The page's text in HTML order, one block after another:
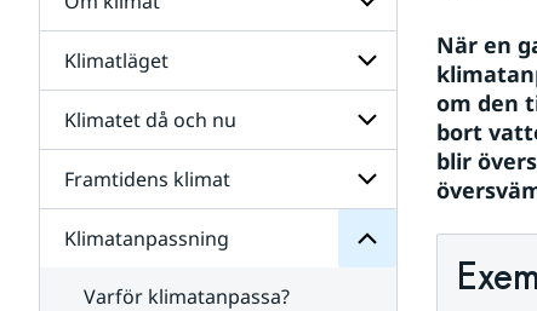
Undersidor
för
Om
klimat
Klimatläget
Undersidor
för
Klimatläget
Klimatet då och nu
Undersidor
för
Klimatet
då
Framtidens klimat
Undersidor
Klimatanpassning
Undersidor
för
Klimatanpassning
Varför klimatanpassa?
När en
om den
bort
blir